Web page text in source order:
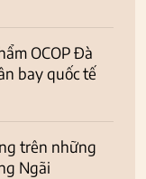
OCOP Đà
bay quốc tế
trên những
Ngãi